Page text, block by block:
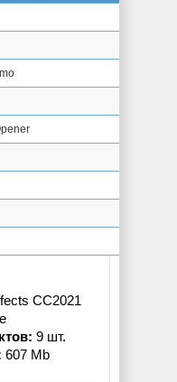
CC2021
9 шт.
607 Mb